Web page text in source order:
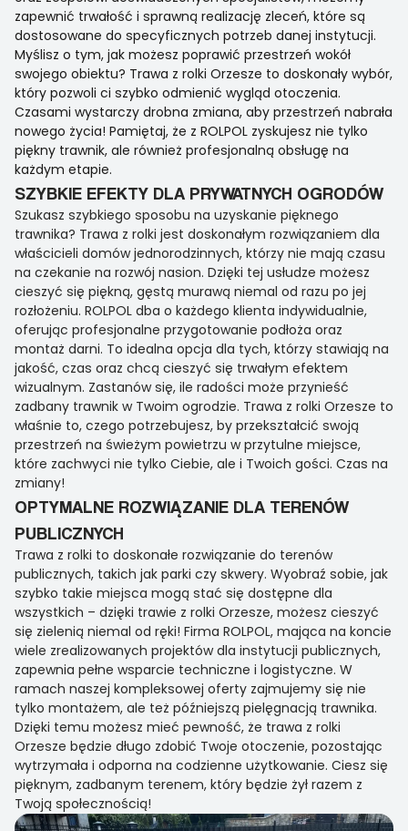
zapewnić trwałość i sprawną realizację zleceń, które są
dostosowane do specyficznych potrzeb danej instytucji.
Myślisz o tym, jak możesz poprawić przestrzeń wokół
swojego obiektu? Trawa z rolki Orzesze to doskonały wybór,
który pozwoli ci szybko odmienić wygląd otoczenia.
Czasami wystarczy drobna zmiana, aby przestrzeń nabrała
nowego życia! Pamiętaj, że z ROLPOL zyskujesz nie tylko
piękny trawnik, ale również profesjonalną obsługę na
każdym etapie.
SZYBKIE EFEKTY DLA PRYWATNYCH OGRODÓW
Szukasz szybkiego sposobu na uzyskanie pięknego
trawnika? Trawa z rolki jest doskonałym rozwiązaniem dla
właścicieli domów jednorodzinnych, którzy nie mają czasu
na czekanie na rozwój nasion. Dzięki tej usłudze możesz
cieszyć się piękną, gęstą murawą niemal od razu po jej
rozłożeniu. ROLPOL dba o każdego klienta indywidualnie,
oferując profesjonalne przygotowanie podłoża oraz
montaż darni. To idealna opcja dla tych, którzy stawiają na
jakość, czas oraz chcą cieszyć się trwałym efektem
wizualnym. Zastanów się, ile radości może przynieść
zadbany trawnik w Twoim ogrodzie. Trawa z rolki Orzesze to
właśnie to, czego potrzebujesz, by przekształcić swoją
przestrzeń na świeżym powietrzu w przytulne miejsce,
które zachwyci nie tylko Ciebie, ale i Twoich gości. Czas na
zmiany!
OPTYMALNE ROZWIĄZANIE DLA TERENÓW
PUBLICZNYCH
Trawa z rolki to doskonałe rozwiązanie do terenów
publicznych, takich jak parki czy skwery. Wyobraź sobie, jak
szybko takie miejsca mogą stać się dostępne dla
wszystkich – dzięki trawie z rolki Orzesze, możesz cieszyć
się zielenią niemal od ręki! Firma ROLPOL, mająca na koncie
wiele zrealizowanych projektów dla instytucji publicznych,
zapewnia pełne wsparcie techniczne i logistyczne. W
ramach naszej kompleksowej oferty zajmujemy się nie
tylko montażem, ale też późniejszą pielęgnacją trawnika.
Dzięki temu możesz mieć pewność, że trawa z rolki
Orzesze będzie długo zdobić Twoje otoczenie, pozostając
wytrzymała i odporna na codzienne użytkowanie. Ciesz się
pięknym, zadbanym terenem, który będzie żył razem z
Twoją społecznością!